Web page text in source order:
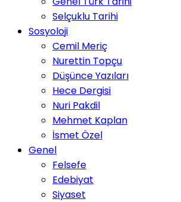
Selçuklu Tarihi
Sosyoloji
Cemil Meriç
Nurettin Topçu
Düşünce Yazıları
Hece Dergisi
Nuri Pakdil
Mehmet Kaplan
İsmet Özel
Genel
Felsefe
Edebiyat
Siyaset